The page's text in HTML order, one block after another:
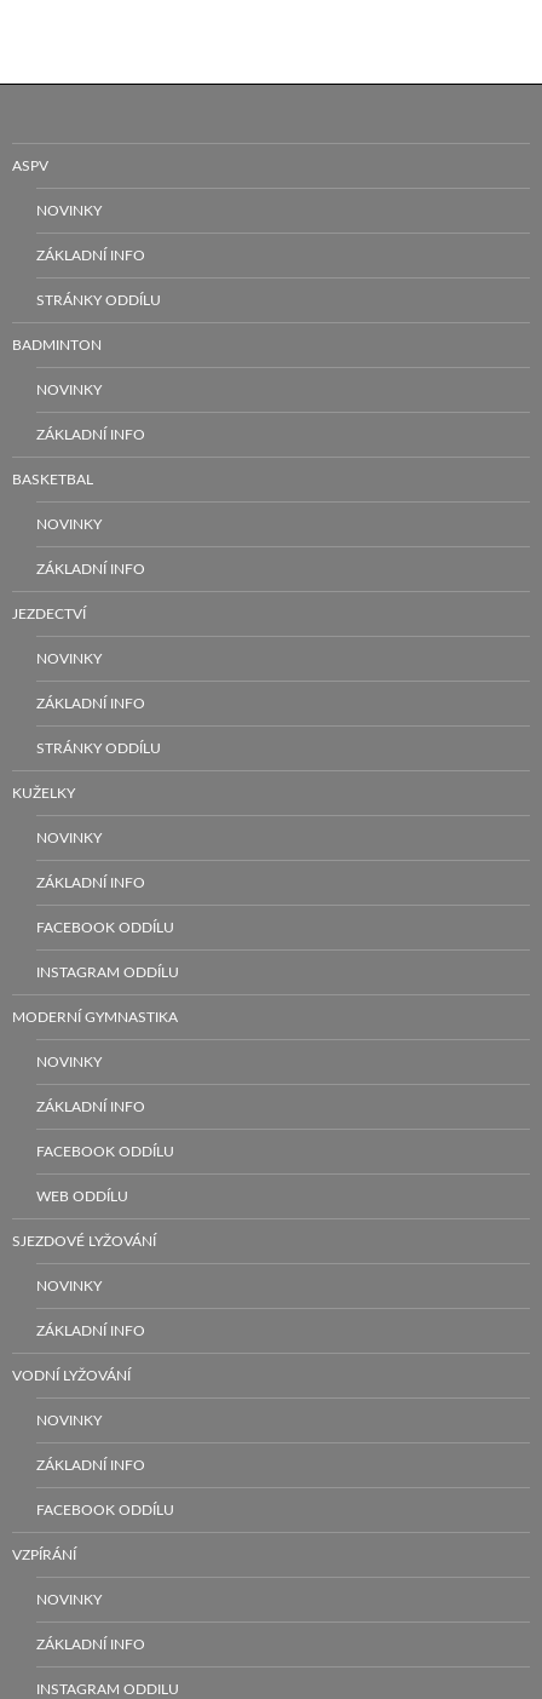
ASPV
NOVINKY
ZÁKLADNÍ INFO
STRÁNKY ODDÍLU
BADMINTON
NOVINKY
ZÁKLADNÍ INFO
BASKETBAL
NOVINKY
ZÁKLADNÍ INFO
JEZDECTVÍ
NOVINKY
ZÁKLADNÍ INFO
STRÁNKY ODDÍLU
KUŽELKY
NOVINKY
ZÁKLADNÍ INFO
FACEBOOK ODDÍLU
INSTAGRAM ODDÍLU
MODERNÍ GYMNASTIKA
NOVINKY
ZÁKLADNÍ INFO
FACEBOOK ODDÍLU
WEB ODDÍLU
SJEZDOVÉ LYŽOVÁNÍ
NOVINKY
ZÁKLADNÍ INFO
VODNÍ LYŽOVÁNÍ
NOVINKY
ZÁKLADNÍ INFO
FACEBOOK ODDÍLU
VZPÍRÁNÍ
NOVINKY
ZÁKLADNÍ INFO
INSTAGRAM ODDILU